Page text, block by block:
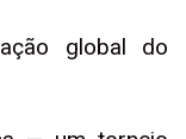
global do